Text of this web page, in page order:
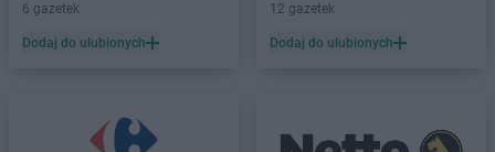
6 gazetek
Dodaj do ulubionych
12 gazetek
Dodaj do ulubionych